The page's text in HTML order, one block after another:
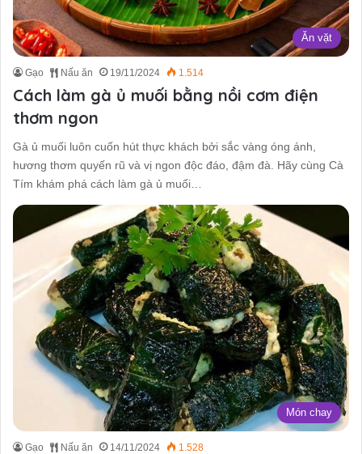
Ăn vặt
Gạo Nấu ăn 19/11/2024 1.514
Cách làm gà ủ muối bằng nồi cơm điện
thơm ngon
Gà ủ muối luôn cuốn hút thực khách bởi sắc vàng óng ánh,
hương thơm quyến rũ và vị ngon độc đáo, đậm đà. Hãy cùng Cà
Tím khám phá cách làm gà ủ muối…
Món chay
Gạo Nấu ăn 14/11/2024 1.528